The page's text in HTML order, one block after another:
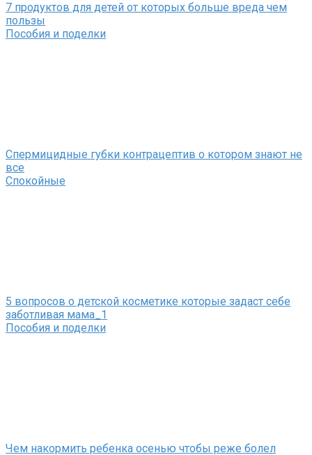
7 продуктов для детей от которых больше вреда чем
пользы
Пособия и поделки
Спермицидные губки контрацептив о котором знают не
все
Спокойные
5 вопросов о детской косметике которые задаст себе
заботливая мама_1
Пособия и поделки
Чем накормить ребенка осенью чтобы реже болел